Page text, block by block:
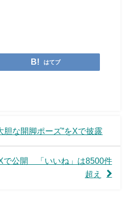
はてブ
胆な開脚ポーズ”をXで披露
で公開 「いいね」は8500件
超え